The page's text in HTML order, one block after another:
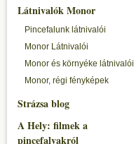
Látnivalók Monor
Pincefalunk látnivalói
Monor Látnivalói
Monor és környéke látnivalói
Monor, régi fényképek
Strázsa blog
A Hely: filmek a
pincefalvakról